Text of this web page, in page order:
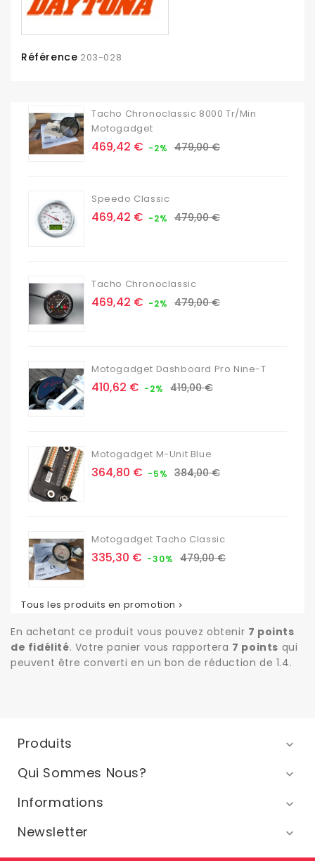
Référence 203-028
Tacho Chronoclassic 8000 Tr/min
Motogadget
Prix
469,42 € -2% Prix
479,00 €
Speedo Classic
Prix
469,42 € -2% Prix
479,00 €
Tacho Chronoclassic
Prix
469,42 € -2% Prix
479,00 €
Motogadget Dashboard Pro Nine-T
Prix
410,62 € -2% Prix
419,00 €
Motogadget M-Unit Blue
Prix
364,80 € -5% Prix
384,00 €
Motogadget Tacho Classic
Prix
335,30 € -30% Prix
479,00 €
Tous les produits en promotion 
En achetant ce produit vous pouvez obtenir 7 points
de fidélité. Votre panier vous rapportera 7 points qui
peuvent être converti en un bon de réduction de 1.4.
Produits 
Qui Sommes Nous? 
Informations 
Newsletter 